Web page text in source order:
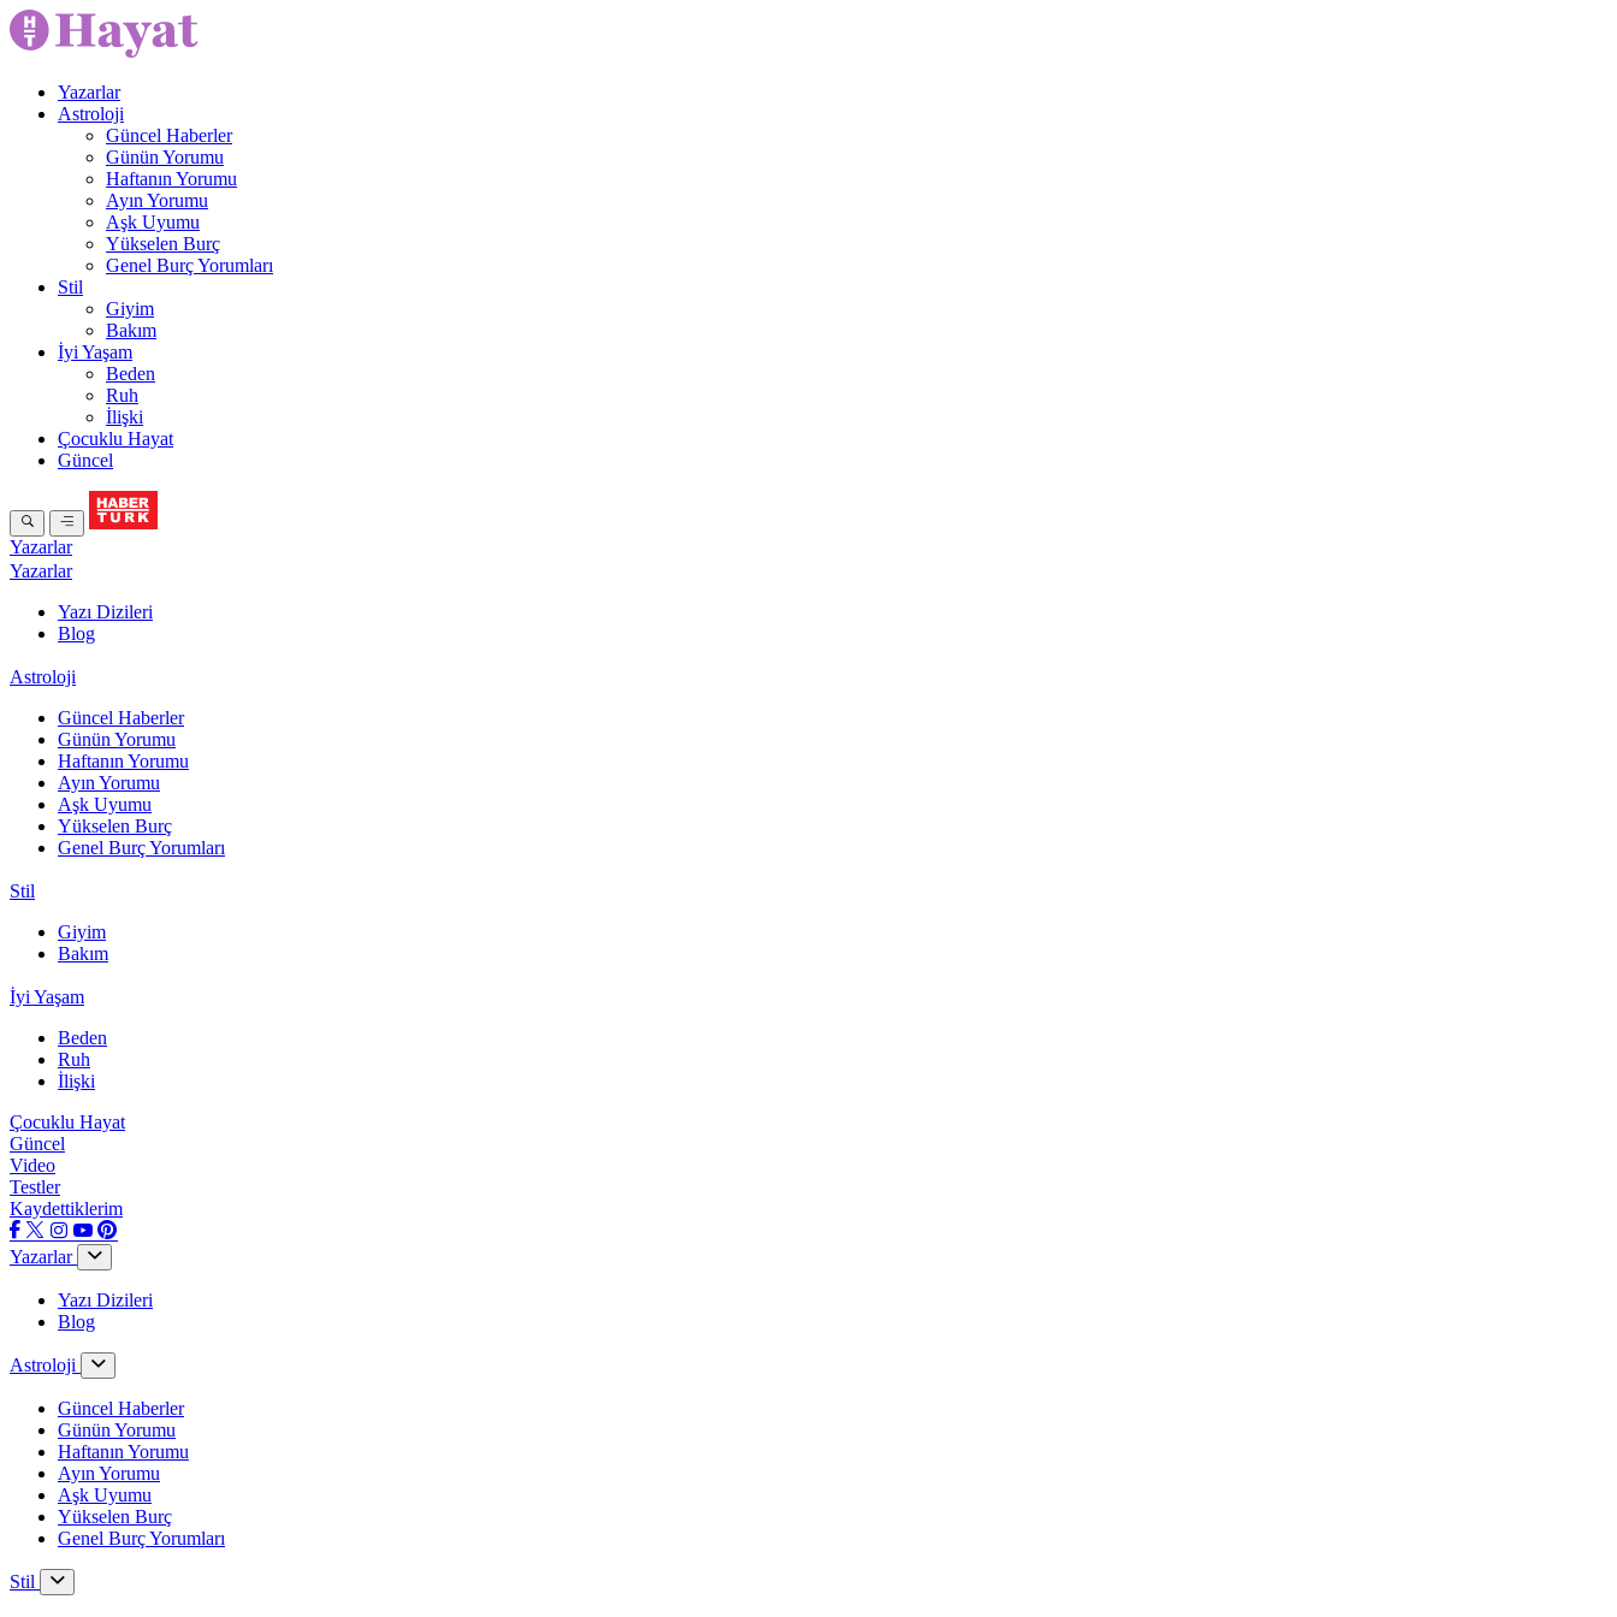
Yazarlar
Astroloji
Güncel Haberler
Günün Yorumu
Haftanın Yorumu
Ayın Yorumu
Aşk Uyumu
Yükselen Burç
Genel Burç Yorumları
Stil
Giyim
Bakım
İyi Yaşam
Beden
Ruh
İlişki
Çocuklu Hayat
Güncel
Yazarlar
Yazarlar
Yazı Dizileri
Blog
Astroloji
Güncel Haberler
Günün Yorumu
Haftanın Yorumu
Ayın Yorumu
Aşk Uyumu
Yükselen Burç
Genel Burç Yorumları
Stil
Giyim
Bakım
İyi Yaşam
Beden
Ruh
İlişki
Çocuklu Hayat
Güncel
Video
Testler
Kaydettiklerim
Yazarlar
Yazı Dizileri
Blog
Astroloji
Güncel Haberler
Günün Yorumu
Haftanın Yorumu
Ayın Yorumu
Aşk Uyumu
Yükselen Burç
Genel Burç Yorumları
Stil